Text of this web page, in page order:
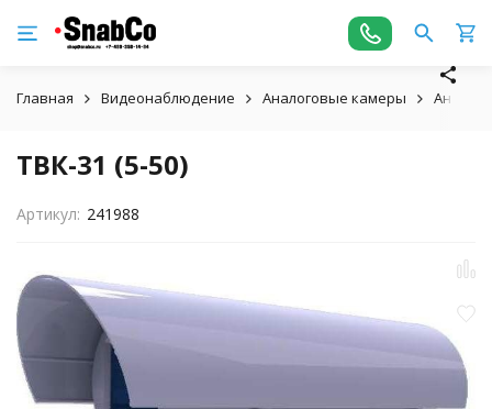
Главная Видеонаблюдение Аналоговые камеры
ТВК-31 (5-50)
Артикул: 241988